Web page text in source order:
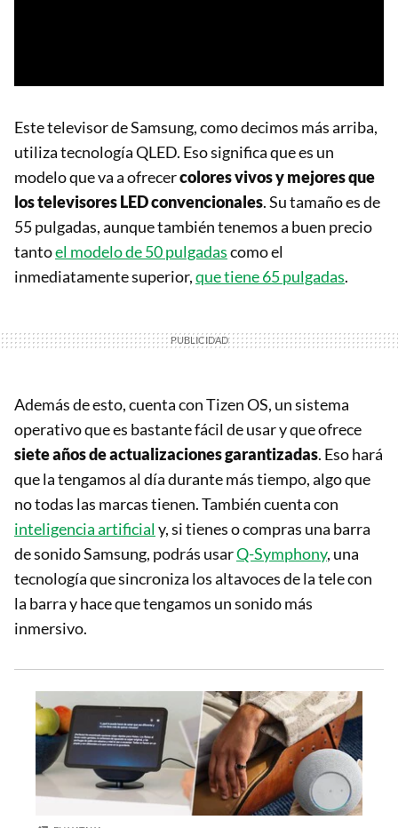
Este televisor de Samsung, como decimos más arriba,
utiliza tecnología QLED. Eso significa que es un
modelo que va a ofrecercolores vivos y mejores que
los televisores LED convencionales. Su tamaño es de
55 pulgadas, aunque también tenemos a buen precio
tantoel modelo de 50 pulgadascomo el
inmediatamente superior,que tiene 65 pulgadas.
Además de esto, cuenta con Tizen OS, un sistema
operativo que es bastante fácil de usar y que ofrece
siete años de actualizaciones garantizadas. Eso hará
que la tengamos al día durante más tiempo, algo que
no todas las marcas tienen. También cuenta con
inteligencia artificialy, si tienes o compras una barra
de sonido Samsung, podrás usarQ-Symphony, una
tecnología que sincroniza los altavoces de la tele con
la barra y hace que tengamos un sonido más
inmersivo.